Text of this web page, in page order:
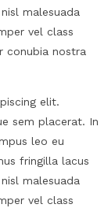
malesuada
vel class
conubia nostra
elit.
sem placerat. In
leo eu
fringilla lacus
malesuada
vel class